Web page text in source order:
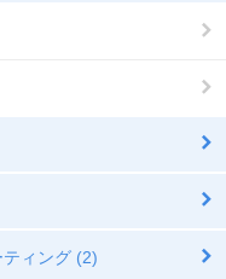
ィング (2)